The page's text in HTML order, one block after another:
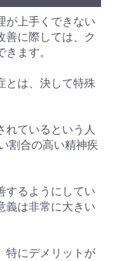
トへ進む
が上手くできない
善に際しては、ク
ます。
とは、決して特殊
れているという人
割合の高い精神疾
するようにしてい
義は非常に大きい
特にデメリットが